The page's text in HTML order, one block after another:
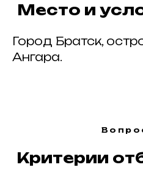
Место и
Город Братск,
Ангара.
Критерии